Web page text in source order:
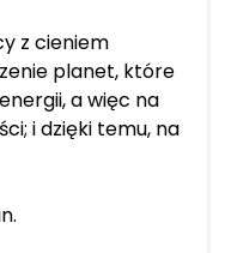
z cieniem
planet, które
a więc na
i dzięki temu, na